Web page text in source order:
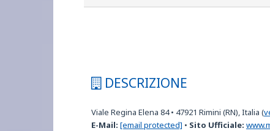
DESCRIZIONE
Viale Regina Elena 84• 47921 Rimini (RN), Italia (
E-Mail: [email protected] • Sito Ufficiale: